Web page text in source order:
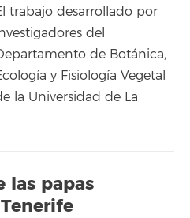
trabajo desarrollado por
del
de Botánica,
y Fisiología Vegetal
la Universidad de La
las papas